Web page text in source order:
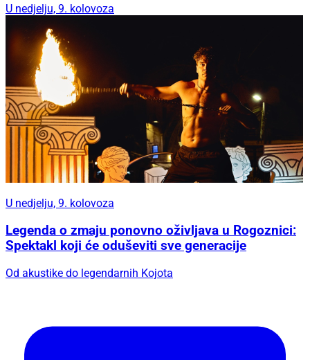
U nedjelju, 9. kolovoza
U nedjelju, 9. kolovoza
Legenda o zmaju ponovno oživljava u Rogoznici:
Spektakl koji će oduševiti sve generacije
Od akustike do legendarnih Kojota